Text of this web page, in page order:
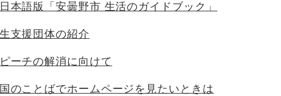
本語版「安曇野市 生活のガイドブック」
支援団体の紹介
ーチの解消に向けて
のことばでホームページを見たいときは